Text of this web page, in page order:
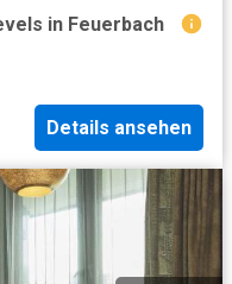
in Feuerbach
Details ansehen